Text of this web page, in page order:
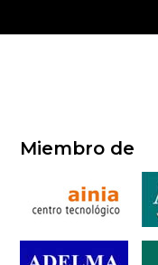
Miembro de